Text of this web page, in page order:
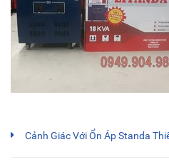
Cảnh Giác Với Ổn Áp Standa